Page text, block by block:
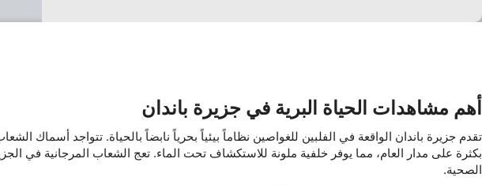
أهم مشاهدات الحياة البرية في جزيرة باندان
تقدم جزيرة باندان الواقعة في الفلبين للغواصين نظاماً بيئياً بحرياً نابضاً بالحياة. تتواجد أسماك
بكثرة على مدار العام، مما يوفر خلفية ملونة للاستكشاف تحت الماء. تعج الشعاب المرجانية في
الصحية.
تحديد الأجهزة بناءً على المعلومات المطلوبة
أغراض المعالجة غير المتعلقة بـ IAB: